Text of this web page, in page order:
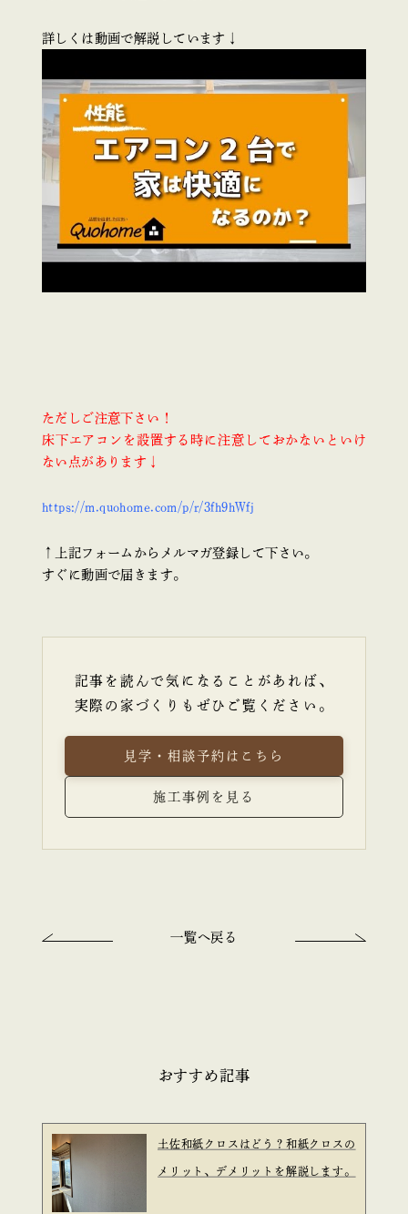
詳しくは動画で解説しています↓
ただしご注意下さい！
床下エアコンを設置する時に注意しておかないといけ
ない点があります↓
https://m.quohome.com/p/r/3fh9hWfj
↑上記フォームからメルマガ登録して下さい。
すぐに動画で届きます。
記事を読んで気になることがあれば、
実際の家づくりもぜひご覧ください。
見学・相談予約はこちら
施工事例を見る
一覧へ戻る
おすすめ記事
土佐和紙クロスはどう？和紙クロスの
メリット、デメリットを解説します。